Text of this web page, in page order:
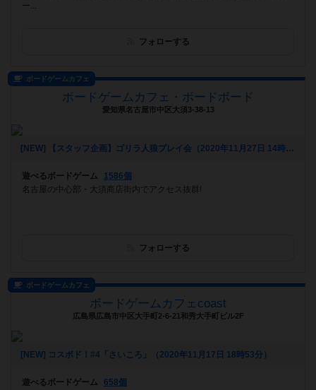
ー...
フォローする
ボードゲームカフェ
ボードゲームカフェ・ボードボード
愛知県名古屋市中区大須3-38-13
[NEW] 【スタッフ企画】ゴリラ人狼プレイ会（2020年11月27日 14時27分）
遊べるボードゲーム
1586個
名古屋の中心部・大須商店街内でアクセス抜群!
フォローする
ボードゲームカフェ
ボードゲームカフェcoast
広島県広島市中区大手町2-6-21和秀大手町ビル2F
[NEW] コスボド！#4「さいころ」（2020年11月17日 18時53分）
遊べるボードゲーム
658個